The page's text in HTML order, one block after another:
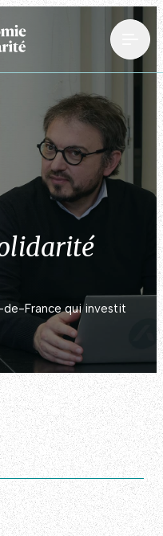
de-France qui investit